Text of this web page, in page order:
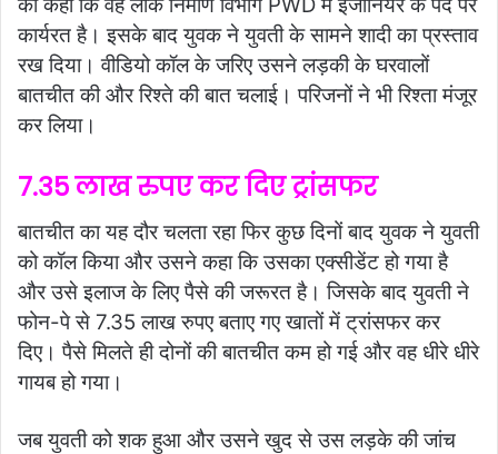
को कहा कि वह लोक निर्माण विभाग PWD में इंजीनियर के पद पर
कार्यरत है। इसके बाद युवक ने युवती के सामने शादी का प्रस्ताव
रख दिया। वीडियो कॉल के जरिए उसने लड़की के घरवालों
बातचीत की और रिश्ते की बात चलाई। परिजनों ने भी रिश्ता मंजूर
कर लिया।
7.35 लाख रुपए कर दिए ट्रांसफर
बातचीत का यह दौर चलता रहा फिर कुछ दिनों बाद युवक ने युवती
को कॉल किया और उसने कहा कि उसका एक्सीडेंट हो गया है
और उसे इलाज के लिए पैसे की जरूरत है। जिसके बाद युवती ने
फोन-पे से 7.35 लाख रुपए बताए गए खातों में ट्रांसफर कर
दिए। पैसे मिलते ही दोनों की बातचीत कम हो गई और वह धीरे धीरे
गायब हो गया।
जब युवती को शक हुआ और उसने खुद से उस लड़के की जांच